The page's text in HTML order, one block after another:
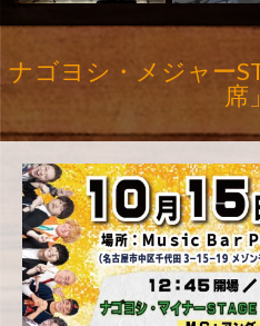
ナゴヨシ・メジャー
席」